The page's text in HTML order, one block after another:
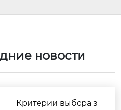
новости
Критерии выбора з